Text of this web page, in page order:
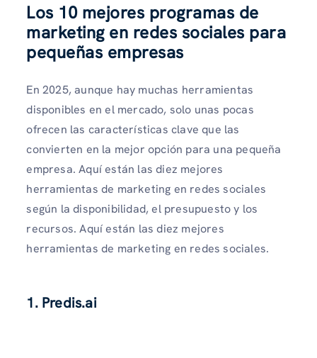
Los 10 mejores programas de
marketing en redes sociales para
pequeñas empresas
En 2025, aunque hay muchas herramientas
disponibles en el mercado, solo unas pocas
ofrecen las características clave que las
convierten en la mejor opción para una pequeña
empresa. Aquí están las diez mejores
herramientas de marketing en redes sociales
según la disponibilidad, el presupuesto y los
recursos. Aquí están las diez mejores
herramientas de marketing en redes sociales.
1. Predis.ai